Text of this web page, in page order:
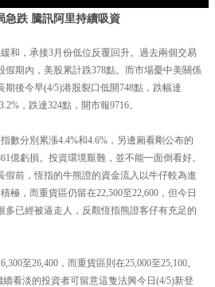
急跌 騰訊阿里持續吸資
和，承接3月份低位反覆回升。過去兩個交易
假期內，美股累計跌378點。而市場憂中美關係
後今早(4/5)港股裂口低開748點，跌幅達
，跌達324點，開市報9716。
數分別累漲4.4%和4.6%，另邊廂看剛公布的
億虧損。投資環境艱難，並不能一面倒看好。
假前，恆指的牛熊證的資金流入以牛仔較為進
極，而重貨區仍留在22,500至22,600，但今日
多已經被逼走人，反觀恆指熊證客仔有充足的
至26,400，而重貨區則在25,000至25,100。
看淡的投資者可留意這隻法興今日(4/5)新登